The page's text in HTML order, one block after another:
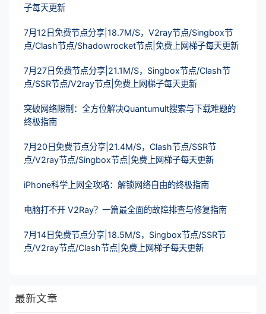
子每天更新
7月12日免费节点分享|18.7M/S，V2ray节点/Singbox节
点/Clash节点/Shadowrocket节点|免费上网梯子每天更新
7月27日免费节点分享|21.1M/S，Singbox节点/Clash节
点/SSR节点/V2ray节点|免费上网梯子每天更新
突破网络限制：全方位解决Quantumult搜索与下载难题的
终极指南
7月20日免费节点分享|21.4M/S，Clash节点/SSR节
点/V2ray节点/Singbox节点|免费上网梯子每天更新
iPhone科学上网全攻略：解锁网络自由的终极指南
电脑打不开 V2Ray？一篇最全面的故障排查与修复指南
7月14日免费节点分享|18.5M/S，Singbox节点/SSR节
点/V2ray节点/Clash节点|免费上网梯子每天更新
最新文章